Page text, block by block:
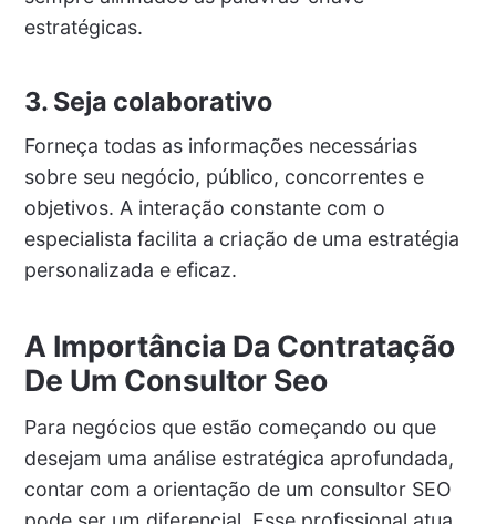
estratégicas.
3. Seja colaborativo
Forneça todas as informações necessárias
sobre seu negócio, público, concorrentes e
objetivos. A interação constante com o
especialista facilita a criação de uma estratégia
personalizada e eficaz.
A Importância Da Contratação
De Um Consultor Seo
Para negócios que estão começando ou que
desejam uma análise estratégica aprofundada,
contar com a orientação de um consultor SEO